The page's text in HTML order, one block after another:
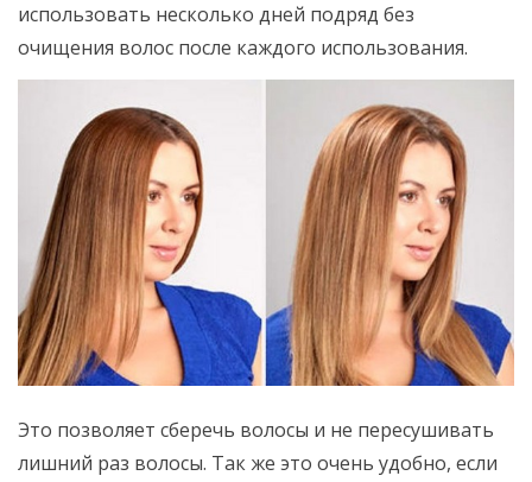
использовать несколько дней подряд без
очищения волос после каждого использования.
Это позволяет сберечь волосы и не пересушивать
лишний раз волосы. Так же это очень удобно, если